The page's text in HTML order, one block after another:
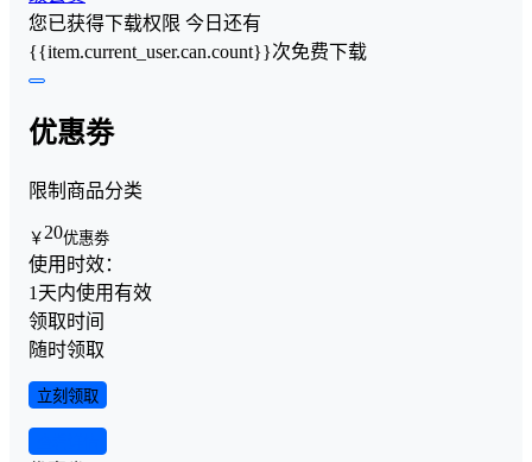
您已获得下载权限 今日还有
{{item.current_user.can.count}}次免费下载
优惠劵
限制商品分类
￥ 20优惠劵
使用时效：
1天内使用有效
领取时间
随时领取
立刻领取